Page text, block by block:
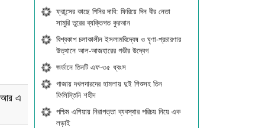
আর এ
ফ্রান্সের কাছে গিনির দাবি: ফিরিয়ে দিন বীর নেতা
সামুরি তুরের ব্যক্তিগত কুরআন
বিশ্বকাপ চলাকালীন ইসলামবিদ্বেষ ও ঘৃণা-প্রচারণার
উত্থানে আল-আজহারের গভীর উদ্বেগ
জর্ডানে তিনটি এফ-৩৫ ধ্বংস
গাজায় দখলদারদের হামলায় দুই শিশুসহ তিন
ফিলিস্তিনি শহীদ
পশ্চিম এশিয়ায় নিরাপত্তা ব্যবস্থার পরিচয় নিয়ে এক
লড়াই